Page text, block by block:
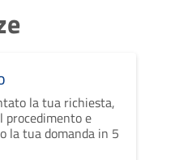
la tua richiesta,
procedimento e
la tua domanda in 5